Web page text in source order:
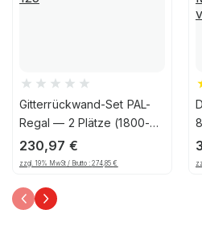
Gitterrückwand-Set PAL-
Regal — 2 Plätze (1800-
1850mm), 1206, 125
230,97 €
zzgl. 19% MwSt / Brutto :274,85€